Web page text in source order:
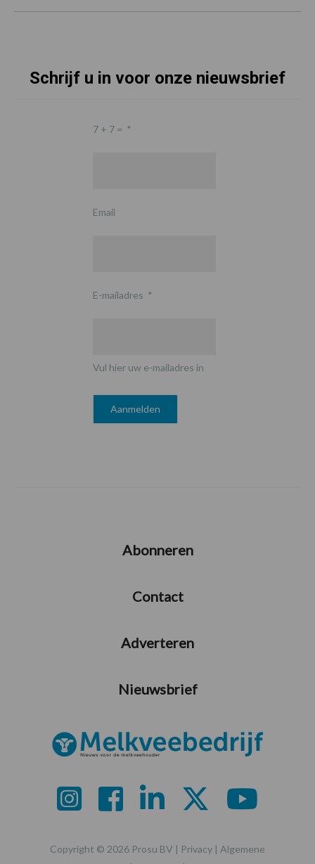
Schrijf u in voor onze nieuwsbrief
7 + 7 = *
Email
E-mailadres *
Vul hier uw e-mailadres in
Abonneren
Contact
Adverteren
Nieuwsbrief
Copyright © 2026 Prosu BV | Privacy | Algemene